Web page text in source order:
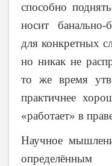
способно
носит
для конкретных
но никак не
то же время
практичнее
«работает» в
Научное